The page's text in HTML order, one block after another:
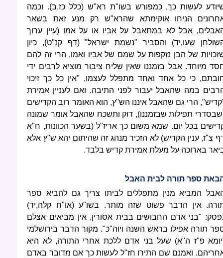
לעשות כך, כמפורש בשו"ת רא"ש (כלל כז,ב). וכמה
הניחו אוקימתא שהרא"ש רק מנע זאת בשאר
אבל לא במתאבל על אביו או על אמו (עיין ערוך
שעו,יד) והסביר "נשמת ישראל" (דף קנ"ט), כיון
של הבן נזקפות על שמם של אביו ואמו, הרי זה להם
מיוחד. אבל בזמננו שאין שליח ציבור מוציא לרבים ידי
כי כל אחד ואחד מתפלל לעצמו, "אין כל כך זיכוי
במה שהאבל יעבור לפני התיבה. ואם לעניין אמירת
הרי גם שהאבל איננו הש"ץ, הוא האומר רוב הקדישים
תפילות שבזמננו), דוק ותשכח שהאבל אומר שמונה
בכל יום. שמא משום כך אריז"ל (בשער הכוונות, ח"א
צ"ז, ענין הקדיש) לא הזכיר מנהג זה שהיתום יהא ש"ץ אלא
בארוכה על מעלת אמירת קדיש בלבד.
ספר תורה לבית האבל
המביא מנין מתפללים לביתו צריך גם להביא ספר
אין הדבר פשוט שזה מותר. בשו"ע (או"ח קלה,יד)
"בני אדם החבושים בבית אסורין, אין מביאים אצלם
תורה אפילו בראש השנה ויוה"כ". מקור הדבר בירושלמי
פ"ז ה"א) שעל בני אדם ללכת אחרי התורה, לא היא
ואמנם שם התירו חז"ל לעשות כך אם מדובר באדם